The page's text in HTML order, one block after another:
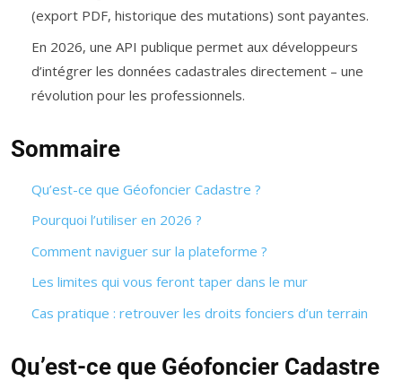
(export PDF, historique des mutations) sont payantes.
En 2026, une API publique permet aux développeurs
d’intégrer les données cadastrales directement – une
révolution pour les professionnels.
Sommaire
Qu’est-ce que Géofoncier Cadastre ?
Pourquoi l’utiliser en 2026 ?
Comment naviguer sur la plateforme ?
Les limites qui vous feront taper dans le mur
Cas pratique : retrouver les droits fonciers d’un terrain
Qu’est-ce que Géofoncier Cadastre